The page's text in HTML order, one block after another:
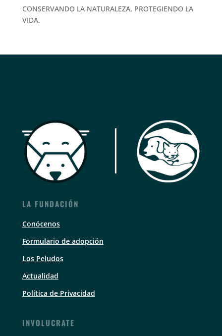
CONSERVANDO LA NATURALEZA, PROTEGIENDO LA
VIDA.
LA FUNDACIÓN
Conócenos
Formulario de adopción
Los Peludos
Actualidad
Política de Privacidad
INVOLUCRATE